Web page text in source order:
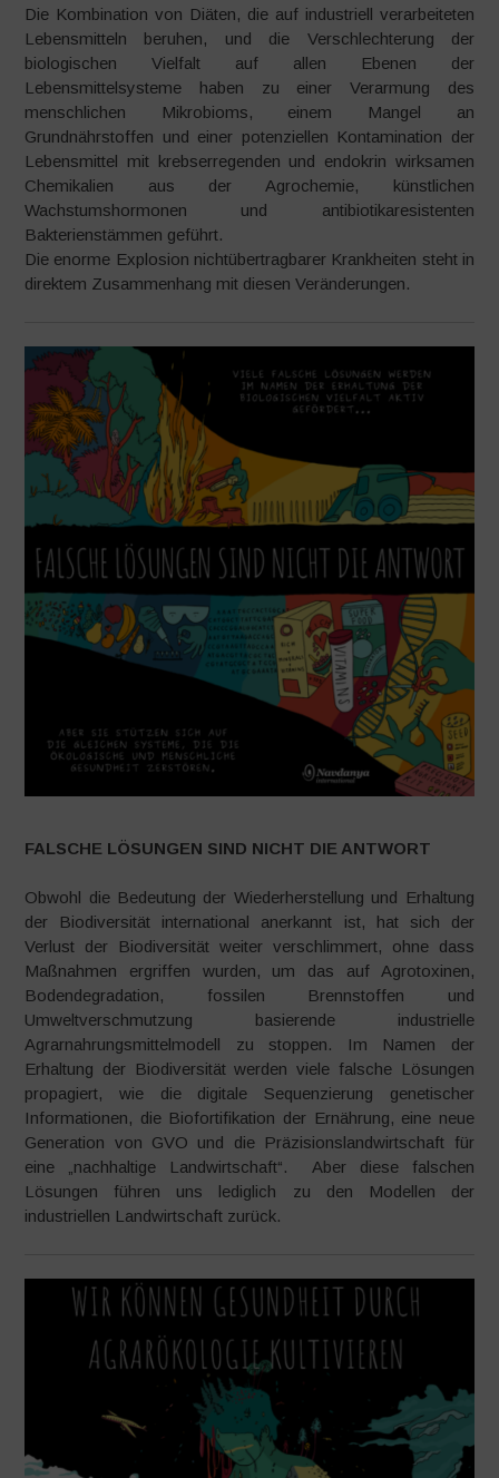
Die Kombination von Diäten, die auf industriell verarbeiteten
Lebensmitteln beruhen, und die Verschlechterung der
biologischen Vielfalt auf allen Ebenen der
Lebensmittelsysteme haben zu einer Verarmung des
menschlichen Mikrobioms, einem Mangel an
Grundnährstoffen und einer potenziellen Kontamination der
Lebensmittel mit krebserregenden und endokrin wirksamen
Chemikalien aus der Agrochemie, künstlichen
Wachstumshormonen und antibiotikaresistenten
Bakterienstämmen geführt.
Die enorme Explosion nichtübertragbarer Krankheiten steht in
direktem Zusammenhang mit diesen Veränderungen.
FALSCHE LÖSUNGEN SIND NICHT DIE ANTWORT
Obwohl die Bedeutung der Wiederherstellung und Erhaltung
der Biodiversität international anerkannt ist, hat sich der
Verlust der Biodiversität weiter verschlimmert, ohne dass
Maßnahmen ergriffen wurden, um das auf Agrotoxinen,
Bodendegradation, fossilen Brennstoffen und
Umweltverschmutzung basierende industrielle
Agrarnahrungsmittelmodell zu stoppen. Im Namen der
Erhaltung der Biodiversität werden viele falsche Lösungen
propagiert, wie die digitale Sequenzierung genetischer
Informationen, die Biofortifikation der Ernährung, eine neue
Generation von GVO und die Präzisionslandwirtschaft für
eine „nachhaltige Landwirtschaft“. Aber diese falschen
Lösungen führen uns lediglich zu den Modellen der
industriellen Landwirtschaft zurück.